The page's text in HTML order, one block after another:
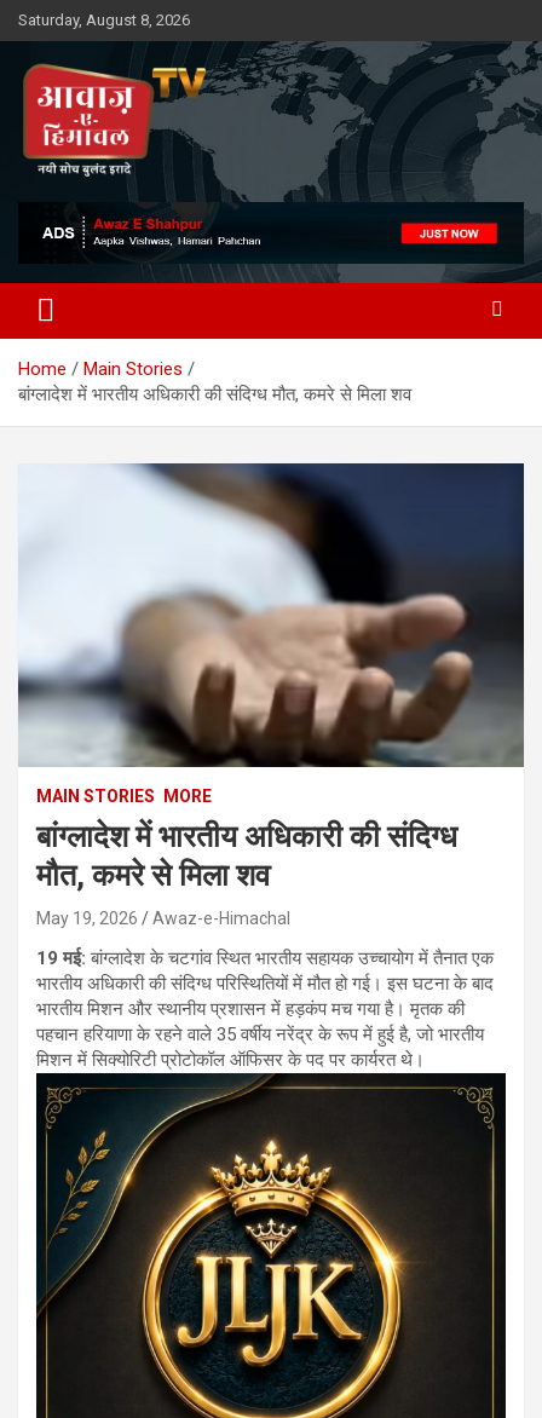
Skip
to
content
Saturday, August 8, 2026
Awaz-E-Shahpur
Home
Main Stories
बांग्लादेश में भारतीय अधिकारी की संदिग्ध मौत, कमरे से मिला शव
MAIN STORIES MORE
बांग्लादेश में भारतीय अधिकारी की संदिग्ध
मौत, कमरे से मिला शव
May 19, 2026 Awaz-e-Himachal
19 मई:बांग्लादेश के चटगांव स्थित भारतीय सहायक उच्चायोग में तैनात एक
भारतीय अधिकारी की संदिग्ध परिस्थितियों में मौत हो गई। इस घटना के बाद
भारतीय मिशन और स्थानीय प्रशासन में हड़कंप मच गया है। मृतक की
पहचान हरियाणा के रहने वाले 35 वर्षीय नरेंद्र के रूप में हुई है, जो भारतीय
मिशन में सिक्योरिटी प्रोटोकॉल ऑफिसर के पद पर कार्यरत थे।